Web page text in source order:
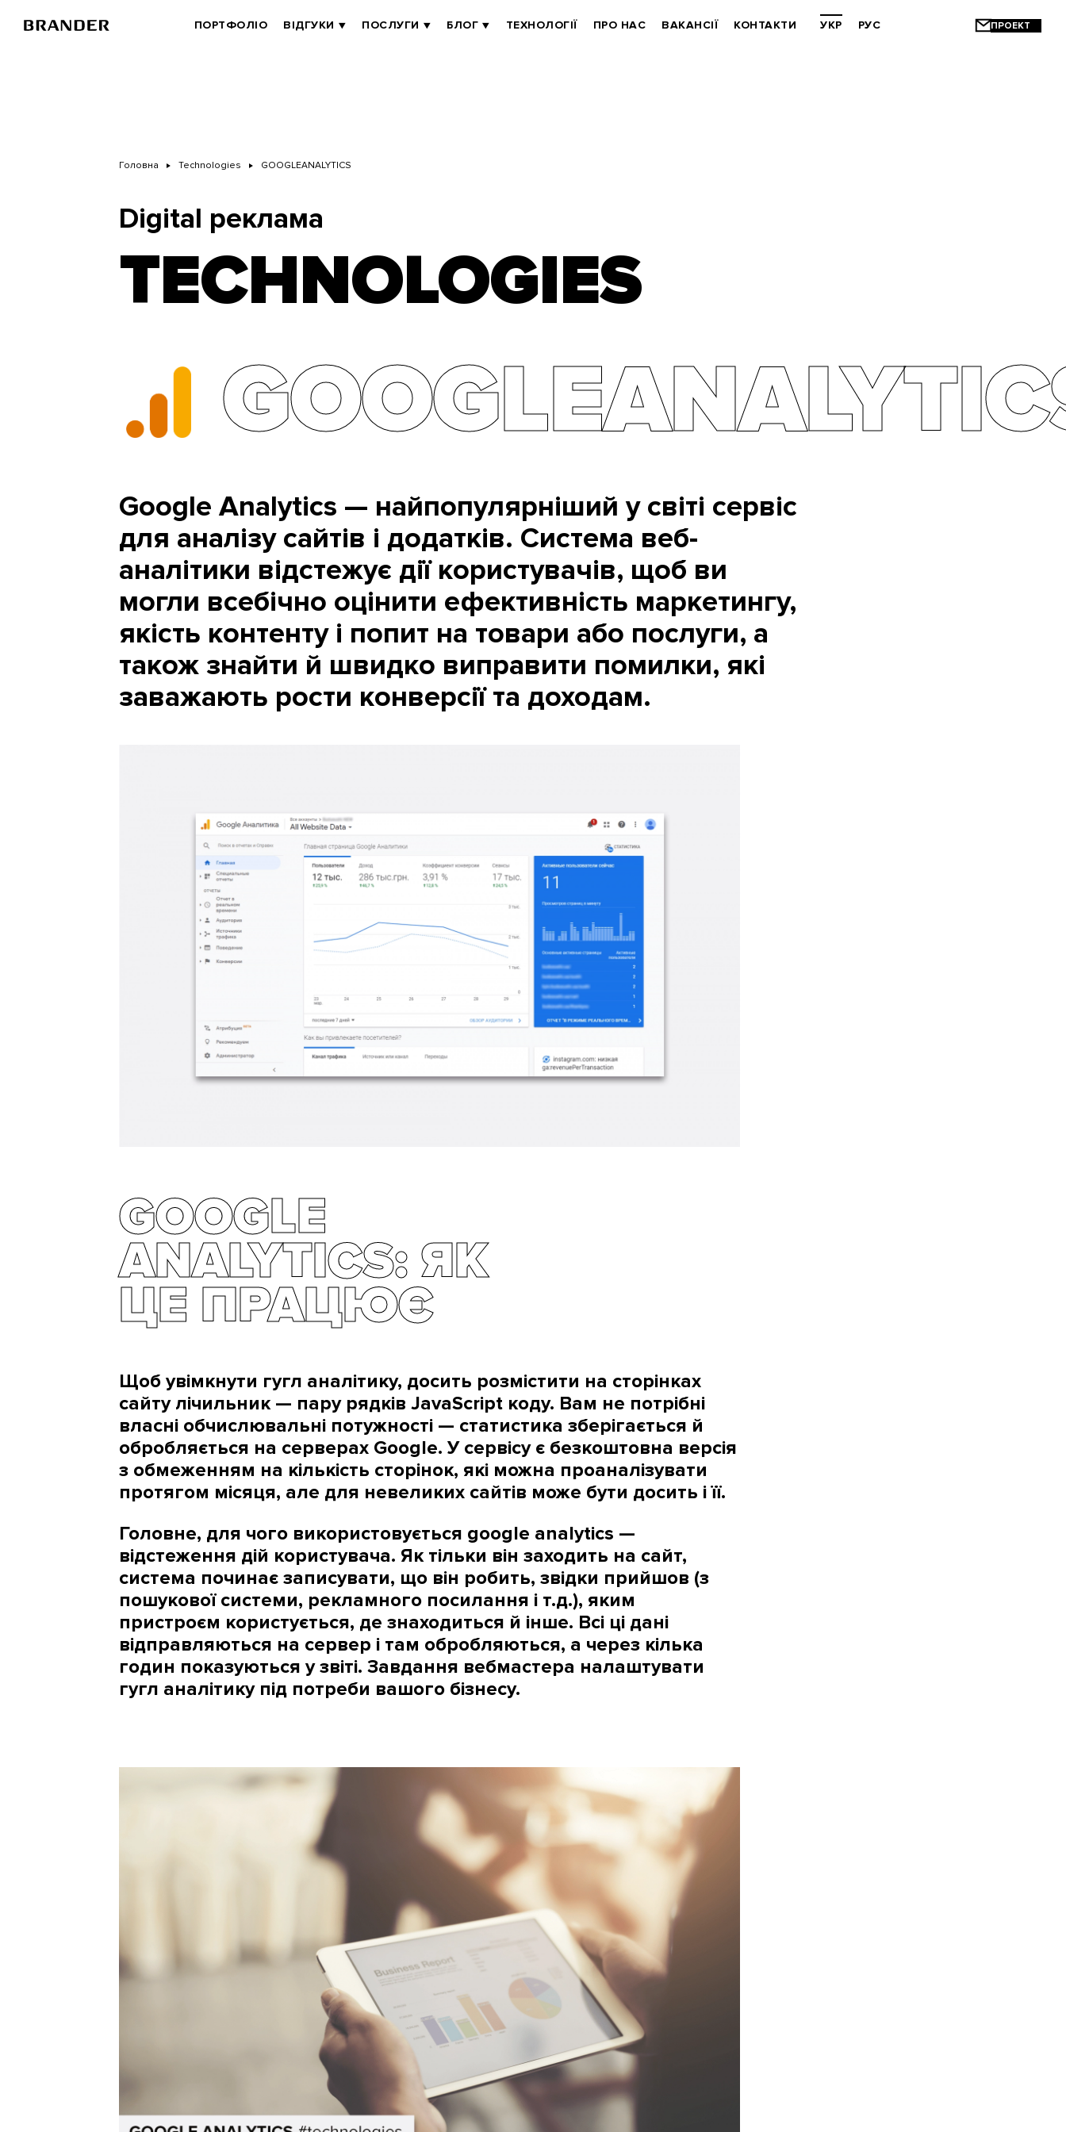
BRANDER
ПОРТФОЛІО ВІДГУКИ ПОСЛУГИ БЛОГ ТЕХНОЛОГІЇ ПРО НАС ВАКАНСІЇ КОНТАКТИ УКР РУС
Головна Technologies GOOGLEANALYTICS
Digital реклама
TECHNOLOGIES
Google Analytics — найпопулярніший у світі сервіс
для аналізу сайтів і додатків. Система веб-
аналітики відстежує дії користувачів, щоб ви
могли всебічно оцінити ефективність маркетингу,
якість контенту і попит на товари або послуги, а
також знайти й швидко виправити помилки, які
заважають рости конверсії та доходам.
GOOGLE
ANALYTICS: ЯК
ЦЕ ПРАЦЮЄ
Щоб увімкнути гугл аналітику, досить розмістити на сторінках
сайту лічильник — пару рядків JavaScript коду. Вам не потрібні
власні обчислювальні потужності — статистика зберігається й
обробляється на серверах Google. У сервісу є безкоштовна версія
з обмеженням на кількість сторінок, які можна проаналізувати
протягом місяця, але для невеликих сайтів може бути досить і її.
Головне, для чого використовується google analytics —
відстеження дій користувача. Як тільки він заходить на сайт,
система починає записувати, що він робить, звідки прийшов (з
пошукової системи, рекламного посилання і т.д.), яким
пристроєм користується, де знаходиться й інше. Всі ці дані
відправляються на сервер і там обробляються, а через кілька
годин показуються у звіті. Завдання вебмастера налаштувати
гугл аналітику під потреби вашого бізнесу.